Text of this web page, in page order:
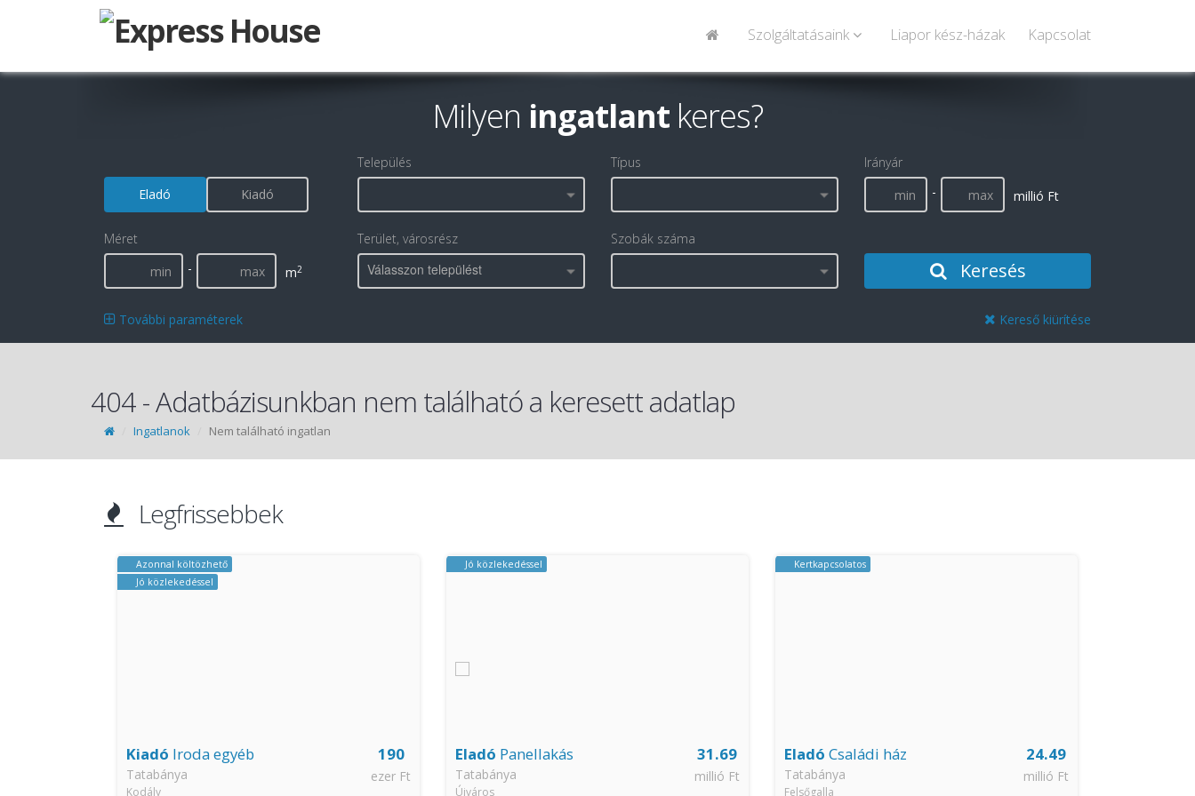
Szolgáltatásaink Liapor kész-házak Kapcsolat
Milyen ingatlant keres?
Eladó Kiadó
Település Típus
Irányár
-
millió Ft
Méret
-
m2
Terület, városrész
Válasszon települést
Szobák száma
Keresés
További paraméterek Kereső kiürítése
404 - Adatbázisunkban nem található a keresett adatlap
Ingatlanok Nem található ingatlan
Legfrissebbek
Azonnal költözhető
Jó közlekedéssel
190
ezer Ft
Kiadó Iroda egyéb
Tatabánya
Kodály
Jó közlekedéssel
31.69
millió Ft
Eladó Panellakás
Tatabánya
Újváros
Kertkapcsolatos
24.49
millió Ft
Eladó Családi ház
Tatabánya
Felsőgalla